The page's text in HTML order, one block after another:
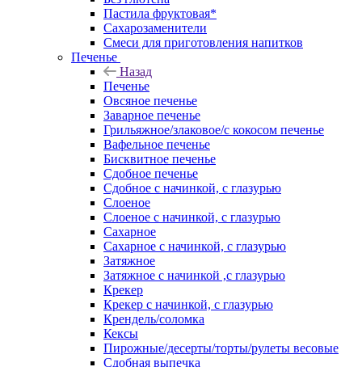
Пастила фруктовая*
Сахарозаменители
Смеси для приготовления напитков
Печенье
Назад
Печенье
Овсяное печенье
Заварное печенье
Грильяжное/злаковое/с кокосом печенье
Вафельное печенье
Бисквитное печенье
Сдобное печенье
Сдобное с начинкой, с глазурью
Слоеное
Слоеное с начинкой, с глазурью
Сахарное
Сахарное с начинкой, с глазурью
Затяжное
Затяжное с начинкой ,с глазурью
Крекер
Крекер с начинкой, с глазурью
Крендель/соломка
Кексы
Пирожные/десерты/торты/рулеты весовые
Сдобная выпечка